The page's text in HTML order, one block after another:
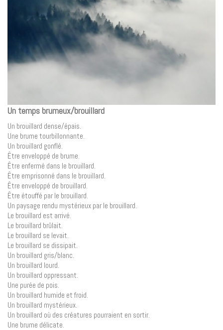
Un temps brumeux/brouillard
Un brouillard dense/épais.
Une brume tourbillonnante.
Un brouillard gonflé.
Être enveloppé de brume.
Être enfermé dans le brouillard.
Être emprisonné dans le brouillard.
Être enveloppé de brouillard.
Être étouffé par le brouillard.
Un paysage rendu mystérieux par le brouillard.
Le brouillard est arrivé.
Le brouillard brûlait.
Le brouillard se levait.
Le brouillard se dissipait.
Un brouillard gris/blanc.
Un brouillard lourd.
Un brouillard oppressant.
Une purée de pois.
Un brouillard humide et froid.
Un brouillard mystérieux.
Un brouillard où des créatures pourraient en sortir.
Une brume délicate.